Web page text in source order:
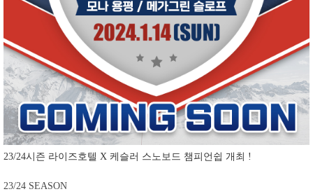
23/24시즌 라이즈호텔 X 케슬러 스노보드 챔피언쉽 개최 !
23/24 SEASON